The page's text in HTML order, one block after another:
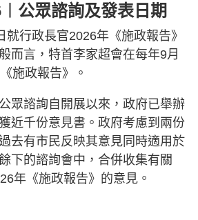
公眾諮詢及發表日期
行政長官2026年《施政報告》
而言，特首李家超會在每年9月
施政報告》。
眾諮詢自開展以來，政府已舉辦
近千份意見書。政府考慮到兩份
去有市民反映其意見同時適用於
下的諮詢會中，合併收集有關
年《施政報告》的意見。